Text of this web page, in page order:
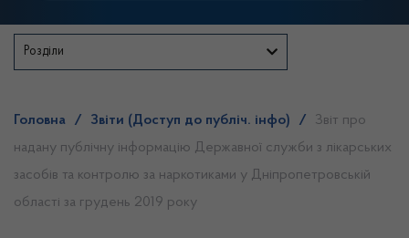
Розділи
Головна / Звіти (Доступ до публіч. інфо) /
Звіт про
надану публічну інформацію Державної служби з лікарських
засобів та контролю за наркотиками у Дніпропетровській
області за грудень 2019 року